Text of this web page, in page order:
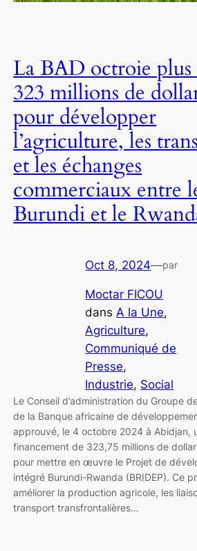
La BAD octroie plus
323 millions de
pour développer
l’agriculture, les
et les échanges
commerciaux entre
Burundi et le
Oct 8, 2024—par
Moctar FICOU
dansA la Une
Agriculture
Communiqué de
Presse
Industrie, Social
Le Conseil d’administration du Groupe
de la Banque africaine de
approuvé, le 4 octobre 2024 à Abidjan,
financement de 323,75 millions de
pour mettre en œuvre le Projet de
intégré Burundi-Rwanda (BRIDEP). Ce
améliorer la production agricole, les
transport transfrontalières…